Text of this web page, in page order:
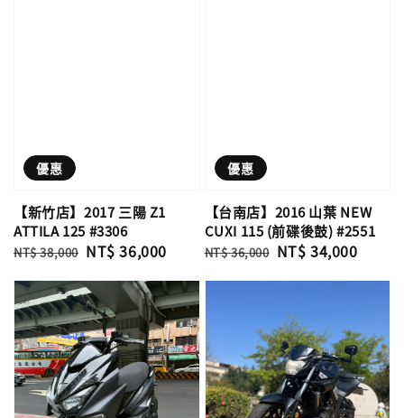
優惠
【新竹店】2017 三陽 Z1
ATTILA 125 #3306
Regular
NT$ 38,000 Sale
NT$ 36,000
優惠
【台南店】2016 山葉 NEW
CUXI 115 (前碟後鼓) #2551
Regular
NT$ 36,000 Sale
NT$ 34,000